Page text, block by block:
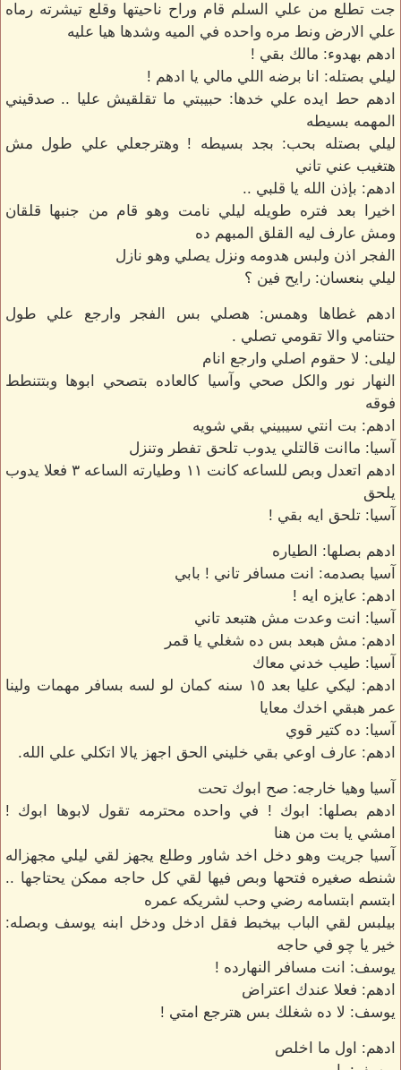
جت تطلع من علي السلم قام وراح ناحيتها وقلع تيشرته رماه
علي الارض ونط مره واحده في الميه وشدها هيا عليه
ادهم بهدوء: مالك بقي !
ليلي بصتله: انا برضه اللي مالي يا ادهم !
ادهم حط ايده علي خدها: حبيبتي ما تقلقيش عليا .. صدقيني
المهمه بسيطه
ليلي بصتله بحب: بجد بسيطه ! وهترجعلي علي طول مش
هتغيب عني تاني
ادهم: بإذن الله يا قلبي ..
اخيرا بعد فتره طويله ليلي نامت وهو قام من جنبها قلقان
ومش عارف ليه القلق المبهم ده
الفجر اذن ولبس هدومه ونزل يصلي وهو نازل
ليلي بنعسان: رايح فين ؟
ادهم غطاها وهمس: هصلي بس الفجر وارجع علي طول
حتنامي والا تقومي تصلي .
ليلى: لا حقوم اصلي وارجع انام
النهار نور والكل صحي وآسيا كالعاده بتصحي ابوها وبتتنطط
فوقه
ادهم: بت انتي سيبيني بقي شويه
آسيا: ماانت قالتلي يدوب تلحق تفطر وتنزل
ادهم اتعدل وبص للساعه كانت ١١ وطيارته الساعه ٣ فعلا يدوب
يلحق
آسيا: تلحق ايه بقي !
ادهم بصلها: الطياره
آسيا بصدمه: انت مسافر تاني ! بابي
ادهم: عايزه ايه !
آسيا: انت وعدت مش هتبعد تاني
ادهم: مش هبعد بس ده شغلي يا قمر
آسيا: طيب خدني معاك
ادهم: ليكي عليا بعد ١٥ سنه كمان لو لسه بسافر مهمات ولينا
عمر هبقي اخدك معايا
آسيا: ده كتير قوي
ادهم: عارف اوعي بقي خليني الحق اجهز يالا اتكلي علي الله.
آسيا وهيا خارجه: صح ابوك تحت
ادهم بصلها: ابوك ! في واحده محترمه تقول لابوها ابوك !
امشي يا بت من هنا
آسيا جريت وهو دخل اخد شاور وطلع يجهز لقي ليلي مجهزاله
شنطه صغيره فتحها وبص فيها لقي كل حاجه ممكن يحتاجها ..
ابتسم ابتسامه رضي وحب لشريكه عمره
بيلبس لقي الباب بيخبط فقل ادخل ودخل ابنه يوسف وبصله:
خير يا چو في حاجه
يوسف: انت مسافر النهارده !
ادهم: فعلا عندك اعتراض
يوسف: لا ده شغلك بس هترجع امتي !
ادهم: اول ما اخلص